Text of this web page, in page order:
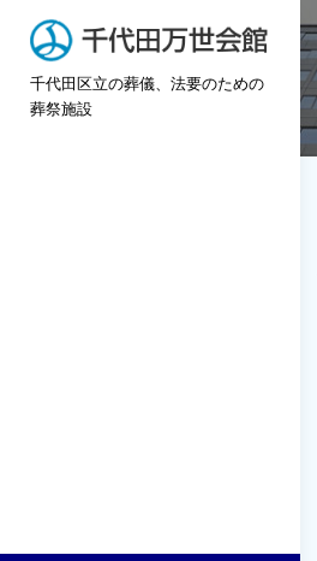
Skip
content
千代田区立の葬儀、法要のための
葬祭施設